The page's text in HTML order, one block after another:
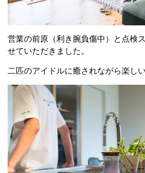
営業の前原（利き腕負傷中）と点検
せていただきました。
二匹のアイドルに癒されながら楽し